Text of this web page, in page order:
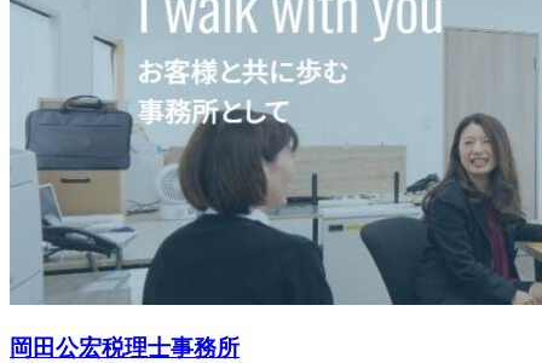
岡田公宏税理士事務所